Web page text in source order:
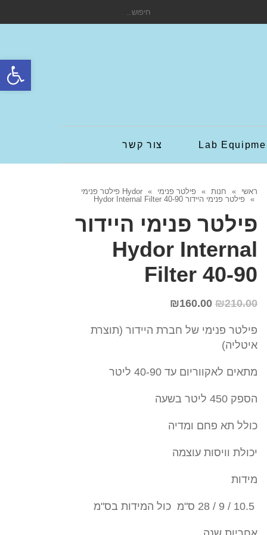
פתח
חיפוש
Lab צור קשר
ראשי » חנות » פילטר פנימי » Hydor פילטר פנימי
» פילטר פנימי היידור Hydor Internal Filter 40-90
פילטר פנימי היידור
Hydor Internal
Filter 40-90
₪210.00
₪160.00
פילטר פנימי של חברת היידור (תוצרת
איטליה)
מתאים לאקווריום עד 40-90 ליטר
הספק 450 ליטר בשעה
כולל תא פחם ומדיה
יכולת וויסות עוצמה
מידות